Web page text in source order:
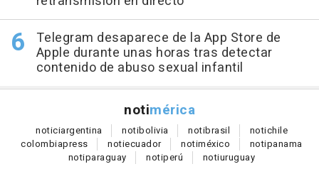
Telegram desaparece de la App Store de
Apple durante unas horas tras detectar
contenido de abuso sexual infantil
notimérica
noticiargentina notibolivia notibrasil notichile
colombiapress notiecuador notiméxico notipanama
notiparaguay notiperú notiuruguay